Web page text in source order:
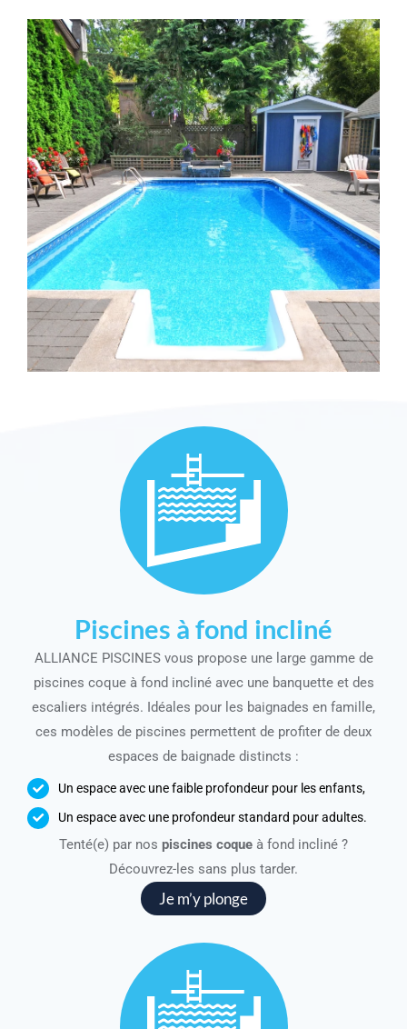
Piscines à fond incliné
ALLIANCE PISCINES vous propose une large gamme de
piscines coque à fond incliné avec une banquette et des
escaliers intégrés. Idéales pour les baignades en famille,
ces modèles de piscines permettent de profiter de deux
espaces de baignade distincts :
Un espace avec une faible profondeur pour les enfants,
Un espace avec une profondeur standard pour adultes.
Tenté(e) par nos piscines coque à fond incliné ?
Découvrez-les sans plus tarder.
Je m’y plonge